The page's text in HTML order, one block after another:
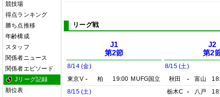
競技場
得点ランキング
勝ち点推移
年齢構成
スタッフ
関係者ニュース
関係者エピソード
Jリーグ記録
順位表
リーグ戦
J1
第2節
8/14 (金)
東京V - 柏 19:00 MUFG国立
8/15 (土)
J2
第2
8/15 (土)
秋田
- 富山
栃木C
- 八戸